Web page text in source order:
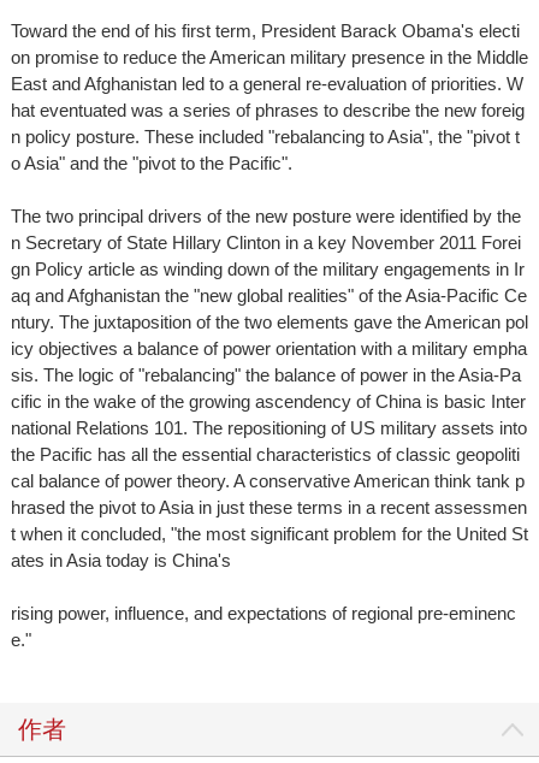
Toward the end of his first term, President Barack Obama's electi
on promise to reduce the American military presence in the Middle
East and Afghanistan led to a general re-evaluation of priorities. W
hat eventuated was a series of phrases to describe the new foreig
n policy posture. These included "rebalancing to Asia", the "pivot t
o Asia" and the "pivot to the Pacific".
The two principal drivers of the new posture were identified by the
n Secretary of State Hillary Clinton in a key November 2011 Forei
gn Policy article as winding down of the military engagements in Ir
aq and Afghanistan the "new global realities" of the Asia-Pacific Ce
ntury. The juxtaposition of the two elements gave the American pol
icy objectives a balance of power orientation with a military empha
sis. The logic of "rebalancing" the balance of power in the Asia-Pa
cific in the wake of the growing ascendency of China is basic Inter
national Relations 101. The repositioning of US military assets into
the Pacific has all the essential characteristics of classic geopoliti
cal balance of power theory. A conservative American think tank p
hrased the pivot to Asia in just these terms in a recent assessmen
t when it concluded, "the most significant problem for the United St
ates in Asia today is China's
rising power, influence, and expectations of regional pre-eminenc
e."
作者